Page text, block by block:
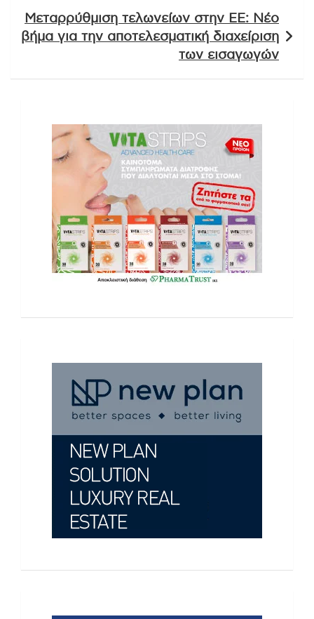
Μεταρρύθμιση τελωνείων στην ΕΕ: Νέο
βήμα για την αποτελεσματική διαχείριση
των εισαγωγών